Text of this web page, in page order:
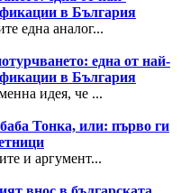
в България
една аналог...
една от най-
в България
идея, че ...
Тонка, или: първо ги
и аргумент...